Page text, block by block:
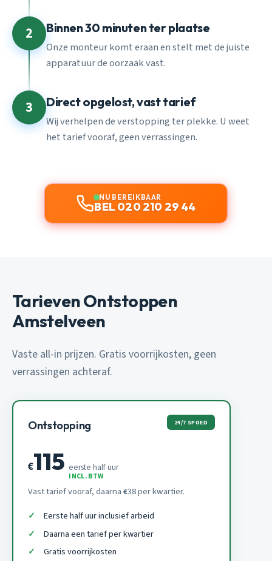
2 Binnen 30 minuten ter plaatse
Onze monteur komt eraan en stelt met de juiste
apparatuur de oorzaak vast.
3 Direct opgelost, vast tarief
Wij verhelpen de verstopping ter plekke. U weet
het tarief vooraf, geen verrassingen.
NU BEREIKBAAR
BEL 020 210 29 44
Tarieven Ontstoppen
Amstelveen
Vaste all-in prijzen. Gratis voorrijkosten, geen
verrassingen achteraf.
Ontstopping 24/7 SPOED
€115 eerste half uur
INCL. BTW
Vast tarief vooraf, daarna €38 per kwartier.
Eerste half uur inclusief arbeid
Daarna een tarief per kwartier
Gratis voorrijkosten